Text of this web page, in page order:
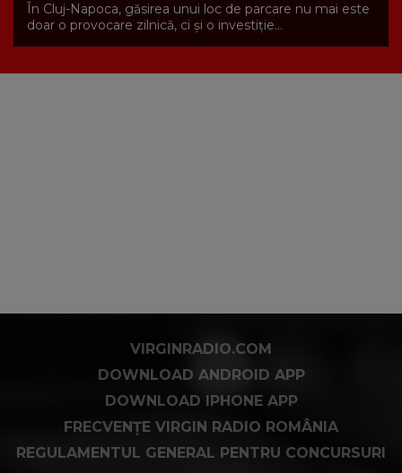
În Cluj-Napoca, găsirea unui loc de parcare nu mai este
doar o provocare zilnică, ci și o investiție...
VIRGINRADIO.COM
DOWNLOAD ANDROID APP
DOWNLOAD IPHONE APP
FRECVENȚE VIRGIN RADIO ROMÂNIA
REGULAMENTUL GENERAL PENTRU CONCURSURI